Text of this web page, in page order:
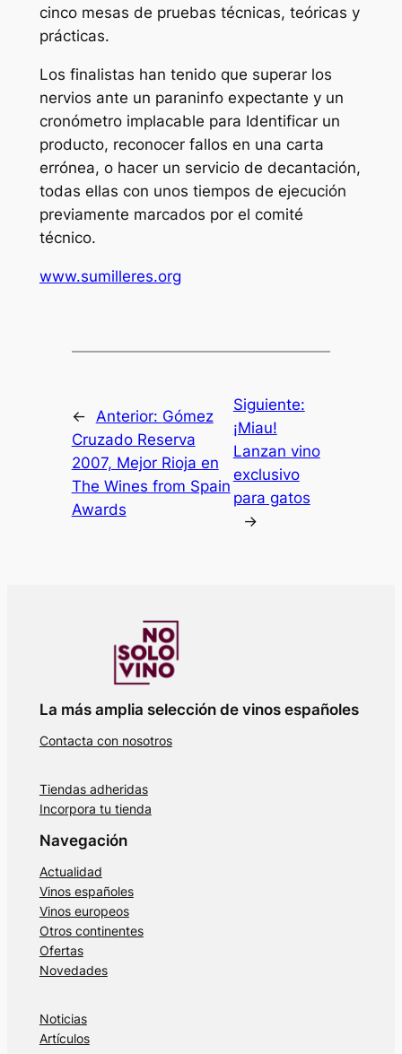
cinco mesas de pruebas técnicas, teóricas y
prácticas.
Los finalistas han tenido que superar los
nervios ante un paraninfo expectante y un
cronómetro implacable para Identificar un
producto, reconocer fallos en una carta
errónea, o hacer un servicio de decantación,
todas ellas con unos tiempos de ejecución
previamente marcados por el comité
técnico.
www.sumilleres.org
← Anterior: Gómez
Cruzado Reserva
2007, Mejor Rioja en
The Wines from Spain
Awards
Siguiente:
¡Miau!
Lanzan vino
exclusivo
para gatos
→
La más amplia selección de vinos españoles
Contacta con nosotros
Tiendas adheridas
Incorpora tu tienda
Navegación
Actualidad
Vinos españoles
Vinos europeos
Otros continentes
Ofertas
Novedades
Noticias
Artículos